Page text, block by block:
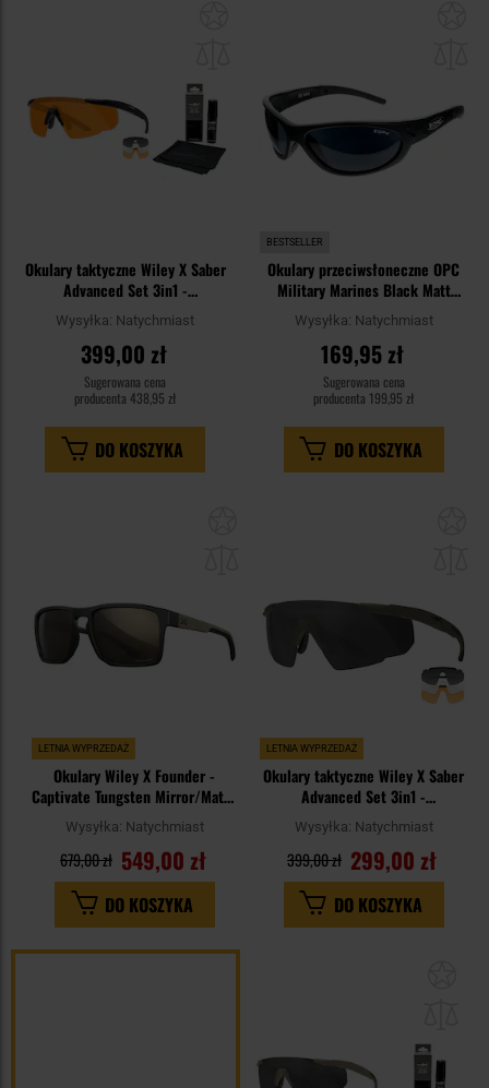
Okulary taktyczne Wiley X Saber
Advanced Set 3in1 -
Grey/Clear/Light Rust/Matte
Black + Anti-Fog Cleaner Kit -
zestaw
Wysyłka: Natychmiast
399,00 zł
Sugerowana cena
producenta 438,95 zł
DO KOSZYKA
BESTSELLER
Okulary przeciwsłoneczne OPC
Military Marines Black Matt
Smoke Revo z polaryzacją
Wysyłka: Natychmiast
169,95 zł
Sugerowana cena
producenta 199,95 zł
DO KOSZYKA
LETNIA WYPRZEDAŻ
Okulary Wiley X Founder -
Captivate Tungsten Mirror/Matte
Black/Tan
Wysyłka: Natychmiast
549,00 zł
679,00 zł
DO KOSZYKA
LETNIA WYPRZEDAŻ
Okulary taktyczne Wiley X Saber
Advanced Set 3in1 -
Grey/Clear/Light Rust/OD Green
Wysyłka: Natychmiast
299,00 zł
399,00 zł
DO KOSZYKA